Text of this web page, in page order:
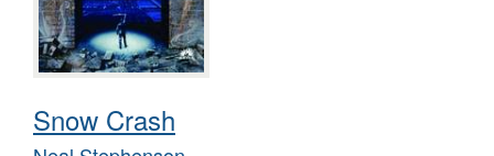
Snow Crash